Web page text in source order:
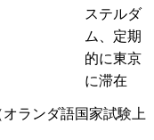
ステルダ
ム、定期
的に東京
に滞在
ランダ語国家試験上